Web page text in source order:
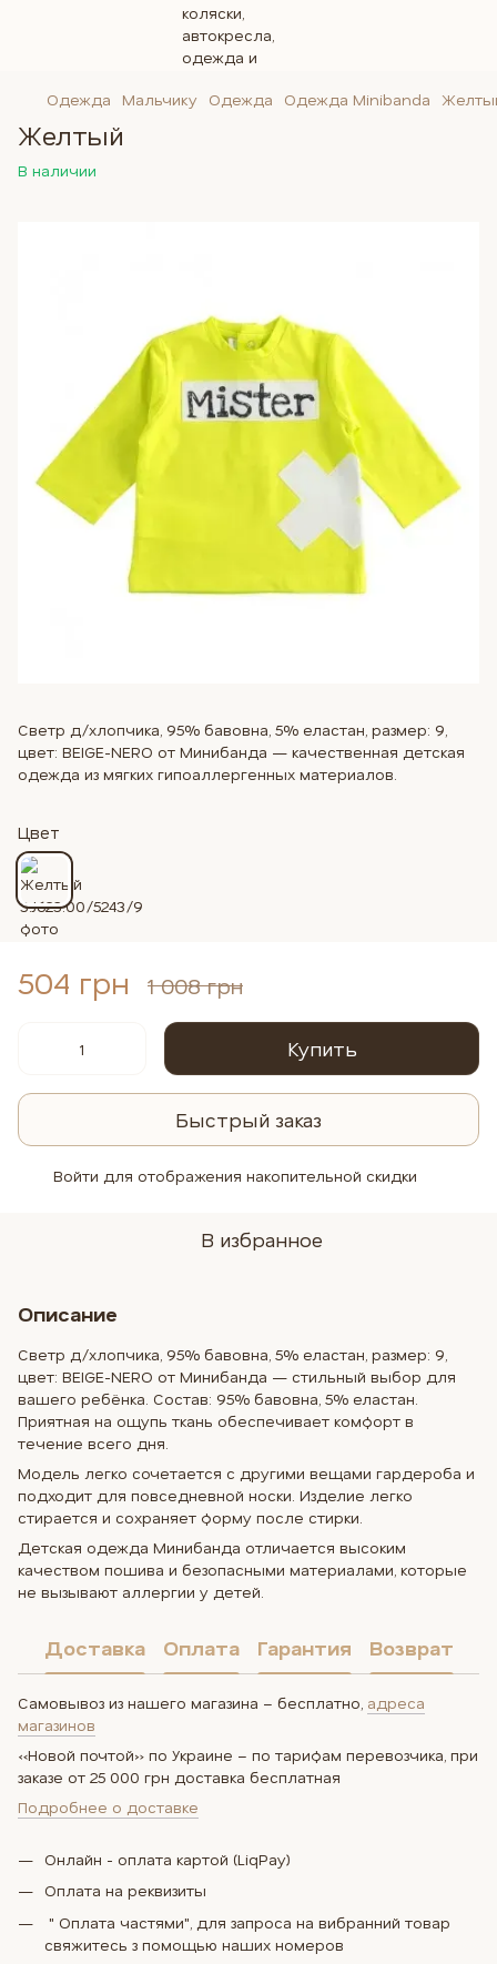
Одежда Мальчику Одежда Одежда Minibanda
Желтый
В наличии
Светр д/хлопчика, 95% бавовна, 5% еластан, размер: 9,
цвет: BEIGE-NERO от Минибанда — качественная детская
одежда из мягких гипоаллергенных материалов.
Цвет
504 грн 1 008 грн
Купить
Быстрый заказ
Войти для отображения накопительной скидки
В избранное
Описание
Светр д/хлопчика, 95% бавовна, 5% еластан, размер: 9,
цвет: BEIGE-NERO от Минибанда — стильный выбор для
вашего ребёнка. Состав: 95% бавовна, 5% еластан.
Приятная на ощупь ткань обеспечивает комфорт в
течение всего дня.
Модель легко сочетается с другими вещами гардероба и
подходит для повседневной носки. Изделие легко
стирается и сохраняет форму после стирки.
Детская одежда Минибанда отличается высоким
качеством пошива и безопасными материалами, которые
не вызывают аллергии у детей.
Доставка Оплата Гарантия Возврат
Самовывоз из нашего магазина – бесплатно, адреса
магазинов
«Новой почтой» по Украине – по тарифам перевозчика, при
заказе от 25 000 грн доставка бесплатная
Подробнее о доставке
Онлайн - оплата картой (LiqPay)
Оплата на реквизиты
" Оплата частями", для запроса на вибранний товар
свяжитесь з помощью наших номеров